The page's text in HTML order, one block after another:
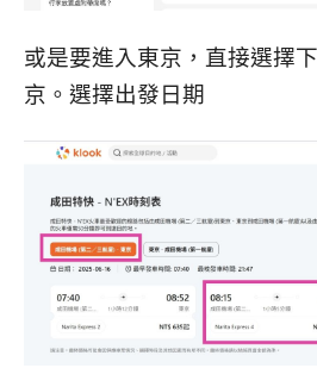
或是要進入東京，直接選擇
京。選擇出發日期